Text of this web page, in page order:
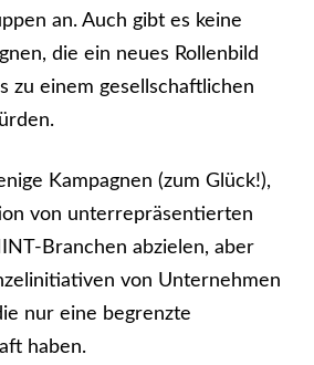
an. Auch gibt es keine
die ein neues Rollenbild
zu einem gesellschaftlichen
Kampagnen (zum Glück!),
von unterrepräsentierten
Branchen abzielen, aber
von Unternehmen
nur eine begrenzte
haben.